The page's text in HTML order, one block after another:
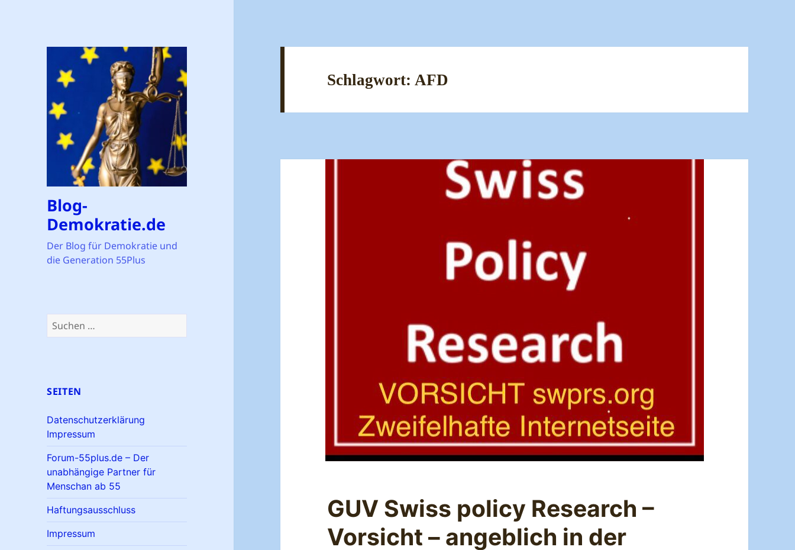
Blog-
Demokratie.de
Der Blog für Demokratie und
die Generation 55Plus
Suchen
nach:
SEITEN
Datenschutzerklärung
Impressum
Forum-55plus.de – Der
unabhängige Partner für
Menschan ab 55
Haftungsausschluss
Impressum
Schlagwort: AFD
GUV Swiss policy Research –
Vorsicht – angeblich in der